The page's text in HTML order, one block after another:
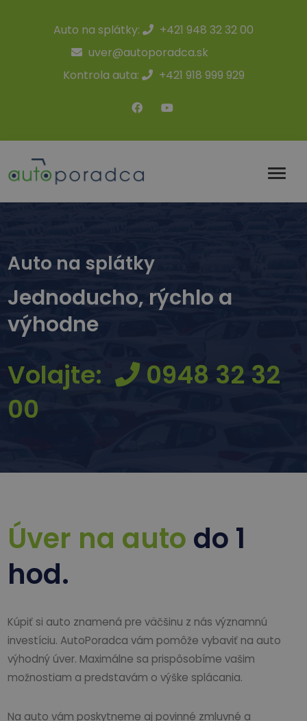
Auto na splátky:
+421 948 32 32 00
uver@autoporadca.sk
Kontrola auta:
+421 918 999 929
Auto na splátky
Jednoducho, rýchlo a
výhodne
Volajte:
0948 32 32
00
Úver na auto do 1
hod.
Kúpiť si auto znamená pre väčšinu z nás významnú
investíciu. AutoPoradca vám pomôže vybaviť na auto
výhodný úver. Maximálne sa prispôsobíme vašim
možnostiam a predstavám o výške splácania.
Na auto vám poskytneme aj povinné zmluvné a